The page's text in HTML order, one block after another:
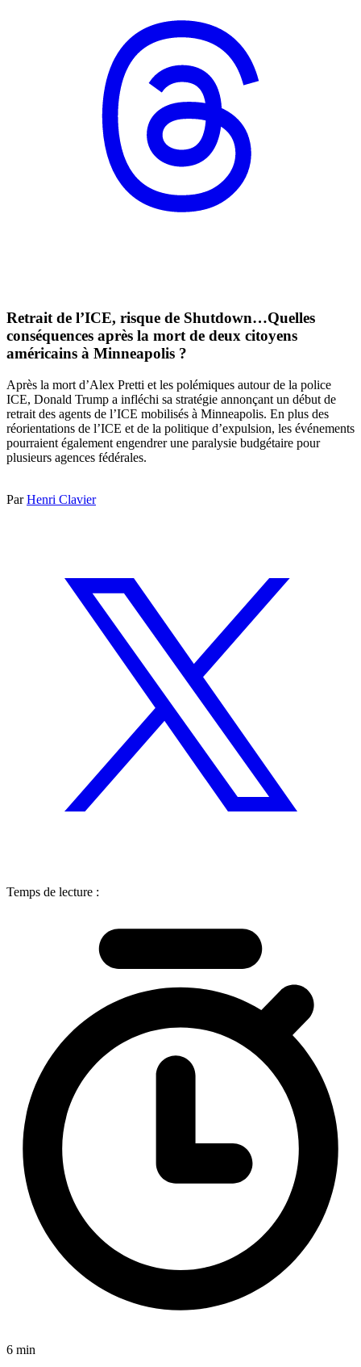
Retrait de l’ICE, risque de Shutdown…Quelles
conséquences après la mort de deux citoyens
américains à Minneapolis ?
Après la mort d’Alex Pretti et les polémiques autour de la police
ICE, Donald Trump a infléchi sa stratégie annonçant un début de
retrait des agents de l’ICE mobilisés à Minneapolis. En plus des
réorientations de l’ICE et de la politique d’expulsion, les événements
pourraient également engendrer une paralysie budgétaire pour
plusieurs agences fédérales.
ParHenri Clavier
Temps de lecture :
6 min